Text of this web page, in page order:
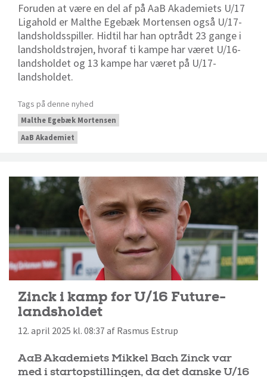
Foruden at være en del af på AaB Akademiets U/17
Ligahold er Malthe Egebæk Mortensen også U/17-
landsholdsspiller. Hidtil har han optrådt 23 gange i
landsholdstrøjen, hvoraf ti kampe har været U/16-
landsholdet og 13 kampe har været på U/17-
landsholdet.
Tags på denne nyhed
Malthe Egebæk Mortensen
AaB Akademiet
Zinck i kamp for U/16 Future-
landsholdet
12. april 2025 kl. 08:37 af Rasmus Estrup
AaB Akademiets Mikkel Bach Zinck var
med i startopstillingen, da det danske U/16